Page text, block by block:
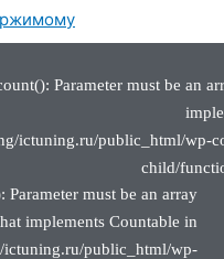
Parameter must be an
ictuning.ru/public_html/wp-
child/
Parameter must be an array
implements Countable in
ictuning.ru/public_html/wp-